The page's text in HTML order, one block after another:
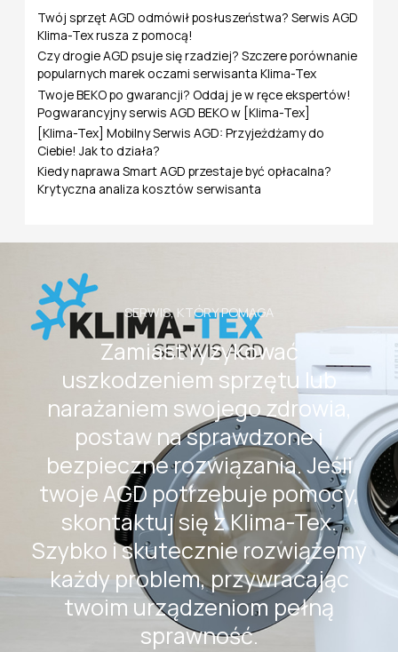
a
:
Twój sprzęt AGD odmówił posłuszeństwa? Serwis AGD
Klima-Tex rusza z pomocą!
Czy drogie AGD psuje się rzadziej? Szczere porównanie
popularnych marek oczami serwisanta Klima-Tex
Twoje BEKO po gwarancji? Oddaj je w ręce ekspertów!
Pogwarancyjny serwis AGD BEKO w [Klima-Tex]
[Klima-Tex] Mobilny Serwis AGD: Przyjeżdżamy do
Ciebie! Jak to działa?
Kiedy naprawa Smart AGD przestaje być opłacalna?
Krytyczna analiza kosztów serwisanta
SERWIS, KTÓRY POMAGA
Zamiast ryzykować
uszkodzeniem sprzętu lub
narażaniem swojego zdrowia,
postaw na sprawdzone i
bezpieczne rozwiązania. Jeśli
twoje AGD potrzebuje pomocy,
skontaktuj się z Klima-Tex.
Szybko i skutecznie rozwiążemy
każdy problem, przywracając
twoim urządzeniom pełną
sprawność.